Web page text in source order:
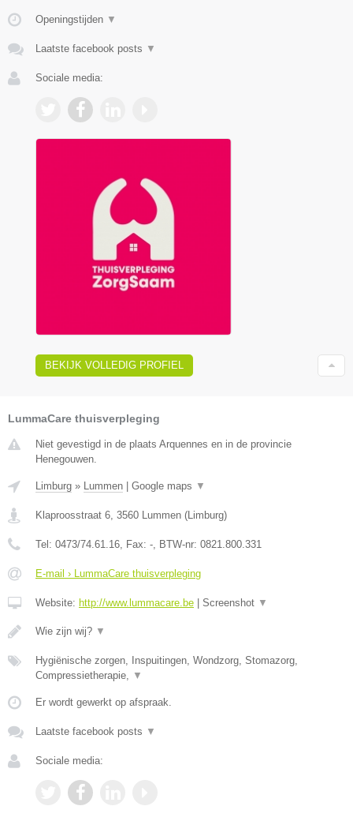
Openingstijden ▼
Laatste facebook posts ▼
Sociale media:
BEKIJK VOLLEDIG PROFIEL
LummaCare thuisverpleging
Niet gevestigd in de plaats Arquennes en in de provincie
Henegouwen.
Limburg » Lummen Google maps ▼
Klaproosstraat 6, 3560 Lummen (Limburg)
Tel: 0473/74.61.16, Fax: -, BTW-nr: 0821.800.331
E-mail › LummaCare thuisverpleging
Website: http://www.lummacare.be Screenshot ▼
Wie zijn wij? ▼
Hygiënische zorgen, Inspuitingen, Wondzorg, Stomazorg,
Compressietherapie, ▼
Er wordt gewerkt op afspraak.
Laatste facebook posts ▼
Sociale media: